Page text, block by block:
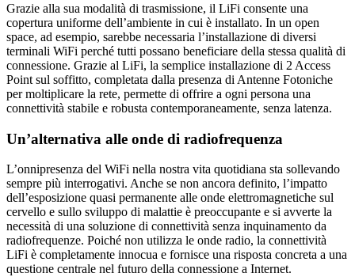
Grazie alla sua modalità di trasmissione, il LiFi consente una
copertura uniforme dell’ambiente in cui è installato. In un open
space, ad esempio, sarebbe necessaria l’installazione di diversi
terminali WiFi perché tutti possano beneficiare della stessa qualità di
connessione. Grazie al LiFi, la semplice installazione di 2 Access
Point sul soffitto, completata dalla presenza di Antenne Fotoniche
per moltiplicare la rete, permette di offrire a ogni persona una
connettività stabile e robusta contemporaneamente, senza latenza.
Un’alternativa alle onde di radiofrequenza
L’onnipresenza del WiFi nella nostra vita quotidiana sta sollevando
sempre più interrogativi. Anche se non ancora definito, l’impatto
dell’esposizione quasi permanente alle onde elettromagnetiche sul
cervello e sullo sviluppo di malattie è preoccupante e si avverte la
necessità di una soluzione di connettività senza inquinamento da
radiofrequenze. Poiché non utilizza le onde radio, la connettività
LiFi è completamente innocua e fornisce una risposta concreta a una
questione centrale nel futuro della connessione a Internet.